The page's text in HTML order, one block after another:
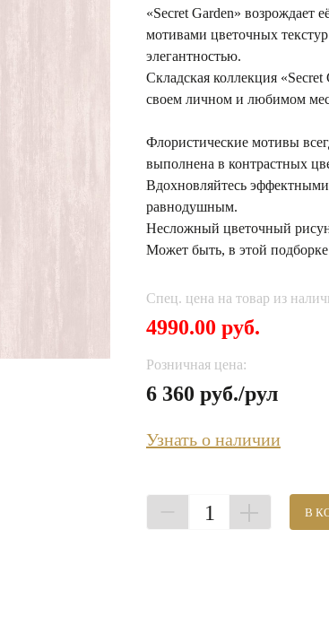
«Secret Garden» возрождает
мотивами цветочных
элегантностью.
Складская коллекция «Secret
своем личном и любимом
Флористические мотивы
выполнена в контрастных
Вдохновляйтесь
равнодушным.
Несложный цветочный
Может быть, в этой
Спец. цена на товар из
4990.00 руб.
Розничная цена:
6 360 руб./рул
Узнать о наличии
1 В